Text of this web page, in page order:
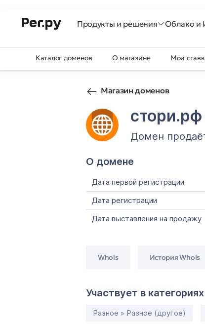
Продукты и решения Облако и
Каталог доменов О магазине Мои
Магазин доменов
Домен
О домене
Дата первой регистрации
Дата регистрации
Дата выставления на продажу
Whois История Whois
Участвует в категориях
Разное » Разное (другое)